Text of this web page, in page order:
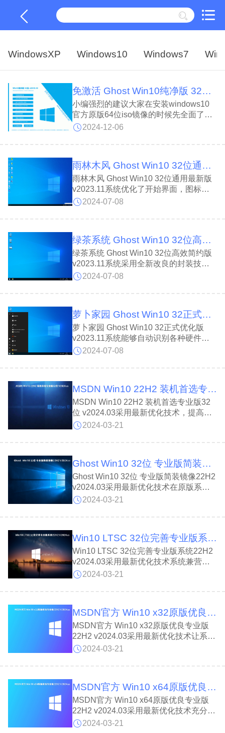
WindowsXP Windows10 Windows7
免激活 Ghost Win10纯净版 32位 V1910_18362.387
小编强烈的建议大家在安装windows10
官方原版64位iso镜像的时候先全面了解
一下这款系统，这款免激活ghost win10
置，性能和安全等方面都设计到我们的使
解一下使用微软官方原版win10 1903 iso
镜像制作的win10纯净版32位系统的详细
内容吧。
2024-12-06
雨林木风 Ghost Win10 32位通用最新版 v2023.11
雨林木风 Ghost Win10 32位通用最新版
v2023.11系统优化了开始界面，图标界
面更加直观，任务栏和开始菜单变为居中
更加舒适。同时拥有严格的审核机制，安
隐藏病毒文件。
2024-07-08
绿茶系统 Ghost Win10 32位高效简约版 v2023.11
绿茶系统 Ghost Win10 32位高效简约版
v2023.11系统采用全新改良的封装技
术，安装方式多样可自由选择，支持智能
程。安装完成后可自动卸载各种无用驱
2024-07-08
萝卜家园 Ghost Win10 32正式优化版 v2023.11
萝卜家园 Ghost Win10 32正式优化版
v2023.11系统能够自动识别各种硬件并
迅速安装通用驱动程序，避免了用户寻找
生。同时调整了硬盘读写速度，提升了计
畅。
2024-07-08
MSDN Win10 22H2 装机首选专业版32位 v2024.03
MSDN Win10 22H2 装机首选专业版32
位 v2024.03采用最新优化技术，提高了
系统性能，提供了非常强大的防火墙，能
经更新了系统安全补丁包，对系统进行简
驱动，保障系统的流畅性与稳定性，避免
了蓝屏问题的发生。
2024-03-21
Ghost Win10 32位 专业版简装镜像22H2 v2024.03
Ghost Win10 32位 专业版简装镜像22H2
v2024.03采用最新优化技术在原版系统
的基础上进行了大量的优化,保证电脑游
理器功能，进行智能检测根据后台操作程
安装各种笔记本电脑和台式电脑。
2024-03-21
Win10 LTSC 32位完善专业版系统22H2 v2024.03
Win10 LTSC 32位完善专业版系统22H2
v2024.03采用最新优化技术系统兼营性
稳定性安全性强!完全无人值守自动安
装均无蓝屏现象，硬件完美驱动。系统经
的同时保证系统的稳定，内存消耗低。
2024-03-21
MSDN官方 Win10 x32原版优良专业版22H2 v2024.03
MSDN官方 Win10 x32原版优良专业版
22H2 v2024.03采用最新优化技术让系统
拥有最稳定的运行环境，多个功能组件的
机技术已经不在需要人为进行操作了，支
已经过全面测试，新旧型号可以通过镜像
包完美安装。
2024-03-21
MSDN官方 Win10 x64原版优良专业版22H2 v2024.03
MSDN官方 Win10 x64原版优良专业版
22H2 v2024.03采用最新优化技术充分保
留了原版的性能以及兼容性，确保系统是
2024-03-21